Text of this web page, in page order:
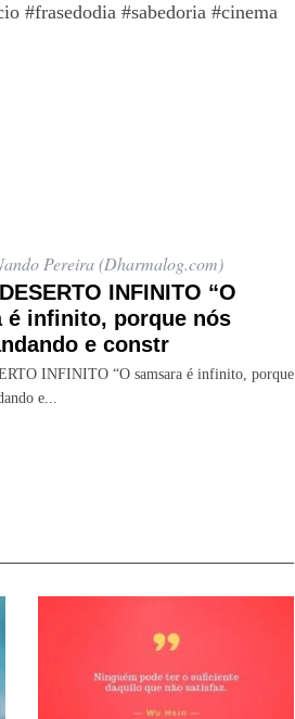
#frasedodia #sabedoria #cinema
Pereira (Dharmalog.com)
INFINITO “O
é infinito, porque nós
e constr
INFINITO “O samsara é infinito, porque
e...